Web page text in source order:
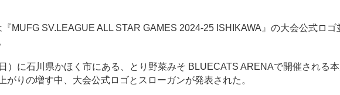
MUFG SV.LEAGUE ALL STAR GAMES 2024-25 ISHIKAWA』の大会公式ロゴ
に石川県かほく市にある、とり野菜みそ BLUECATS ARENAで開催される
がりの増す中、大会公式ロゴとスローガンが発表された。